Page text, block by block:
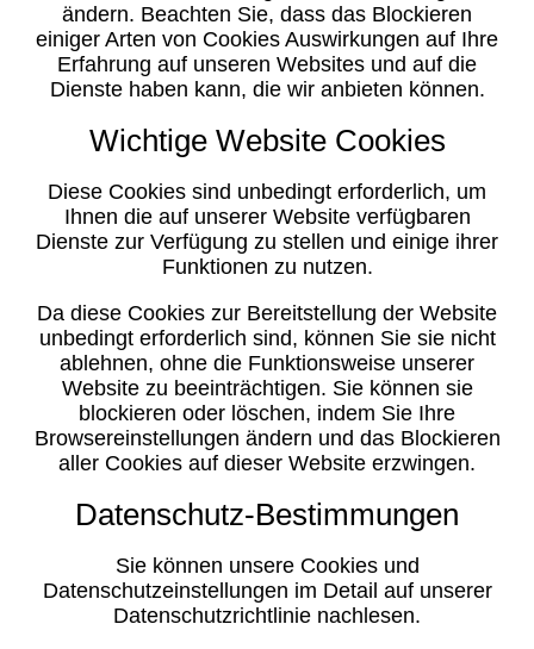
ändern. Beachten Sie, dass das Blockieren
einiger Arten von Cookies Auswirkungen auf Ihre
Erfahrung auf unseren Websites und auf die
Dienste haben kann, die wir anbieten können.
Wichtige Website Cookies
Diese Cookies sind unbedingt erforderlich, um
Ihnen die auf unserer Website verfügbaren
Dienste zur Verfügung zu stellen und einige ihrer
Funktionen zu nutzen.
Da diese Cookies zur Bereitstellung der Website
unbedingt erforderlich sind, können Sie sie nicht
ablehnen, ohne die Funktionsweise unserer
Website zu beeinträchtigen. Sie können sie
blockieren oder löschen, indem Sie Ihre
Browsereinstellungen ändern und das Blockieren
aller Cookies auf dieser Website erzwingen.
Datenschutz-Bestimmungen
Sie können unsere Cookies und
Datenschutzeinstellungen im Detail auf unserer
Datenschutzrichtlinie nachlesen.